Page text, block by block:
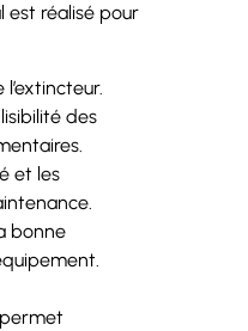
est réalisé pour
des
et les
bonne